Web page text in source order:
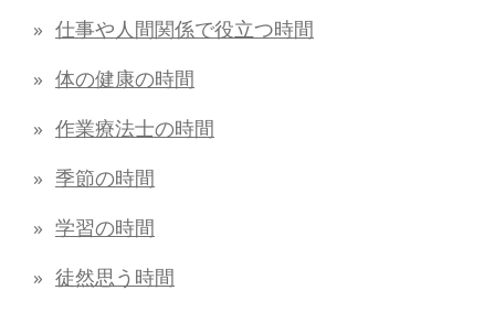
仕事や人間関係で役立つ時間
体の健康の時間
作業療法士の時間
季節の時間
学習の時間
徒然思う時間